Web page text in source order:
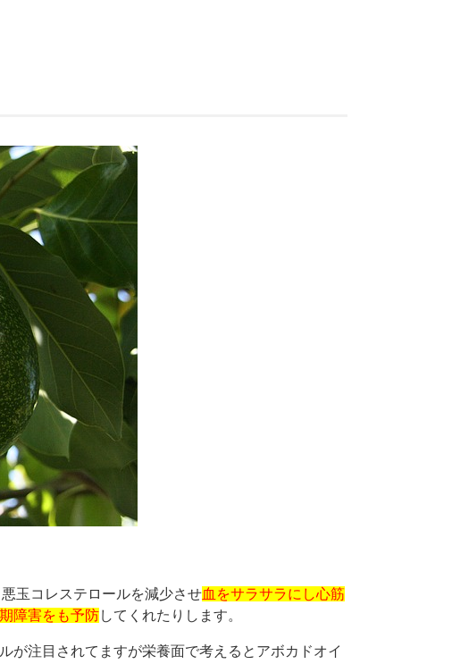
玉コレステロールを減少させ血をサラサラにし心筋
障害をも予防してくれたりします。
が注目されてますが栄養面で考えるとアボカドオイ